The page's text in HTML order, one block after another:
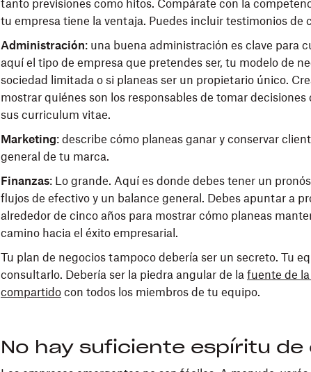
tanto previsiones como hitos. Compárate con la
tu empresa tiene la ventaja. Puedes incluir testimonios de
Administración: una buena administración es clave para
aquí el tipo de empresa que pretendes ser, tu modelo de
sociedad limitada o si planeas ser un propietario único.
mostrar quiénes son los responsables de tomar
sus curriculum vitae.
Marketing: describe cómo planeas ganar y conservar
general de tu marca.
Finanzas: Lo grande. Aquí es donde debes tener un
flujos de efectivo y un balance general. Debes apuntar a
alrededor de cinco años para mostrar cómo planeas
camino hacia el éxito empresarial.
Tu plan de negocios tampoco debería ser un secreto. Tu
consultarlo. Debería ser la piedra angular de la fuente de la
compartido con todos los miembros de tu equipo.
No hay suficiente espíritu de